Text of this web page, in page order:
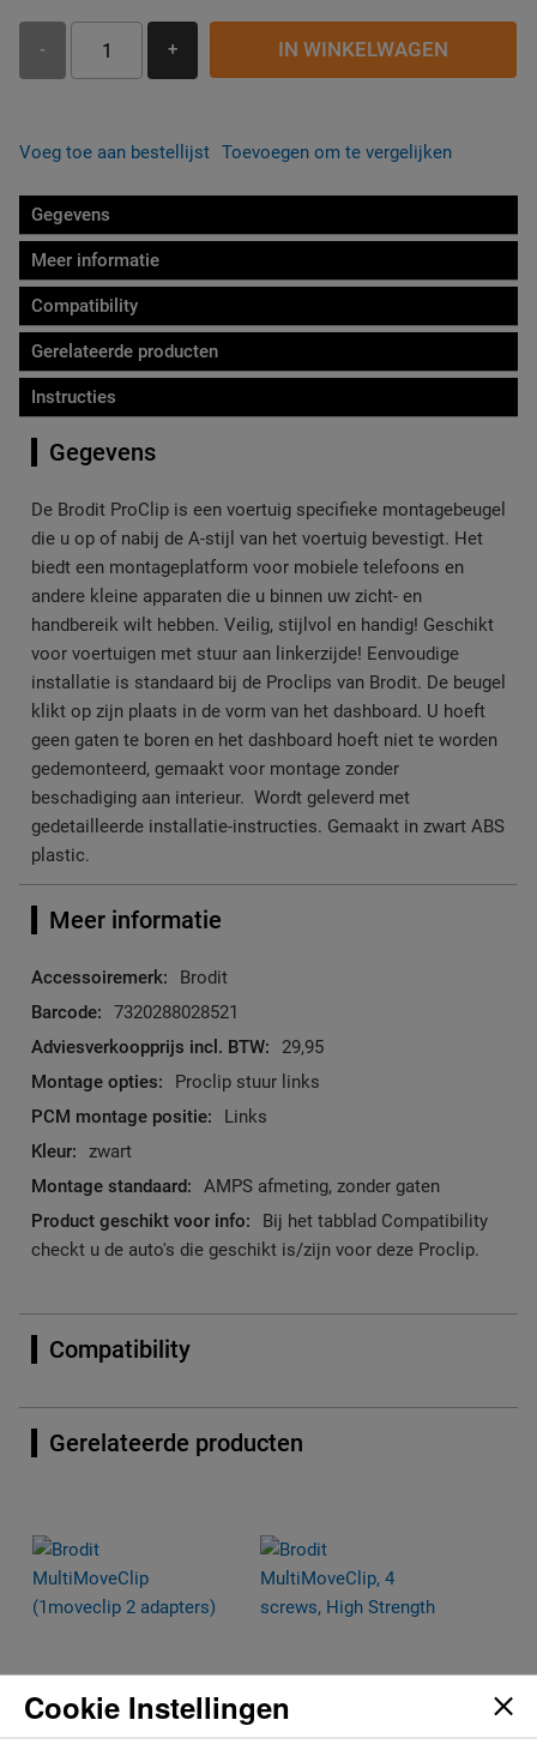
- + IN WINKELWAGEN
Voeg toe aan bestellijst Toevoegen om te vergelijken
Gegevens
Meer informatie
Compatibility
Gerelateerde producten
Instructies
Gegevens
De Brodit ProClip is een voertuig specifieke montagebeugel
die u op of nabij de A-stijl van het voertuig bevestigt. Het
biedt een montageplatform voor mobiele telefoons en
andere kleine apparaten die u binnen uw zicht- en
handbereik wilt hebben. Veilig, stijlvol en handig! Geschikt
voor voertuigen met stuur aan linkerzijde! Eenvoudige
installatie is standaard bij de Proclips van Brodit. De beugel
klikt op zijn plaats in de vorm van het dashboard. U hoeft
geen gaten te boren en het dashboard hoeft niet te worden
gedemonteerd, gemaakt voor montage zonder
beschadiging aan interieur. Wordt geleverd met
gedetailleerde installatie-instructies. Gemaakt in zwart ABS
plastic.
Meer informatie
Meer
informatie
Brodit
7320288028521
29,95
Proclip stuur links
Links
zwart
AMPS afmeting, zonder gaten
Bij het tabblad Compatibility
checkt u de auto's die geschikt is/zijn voor deze Proclip.
Compatibility
Gerelateerde producten
Cookie Instellingen